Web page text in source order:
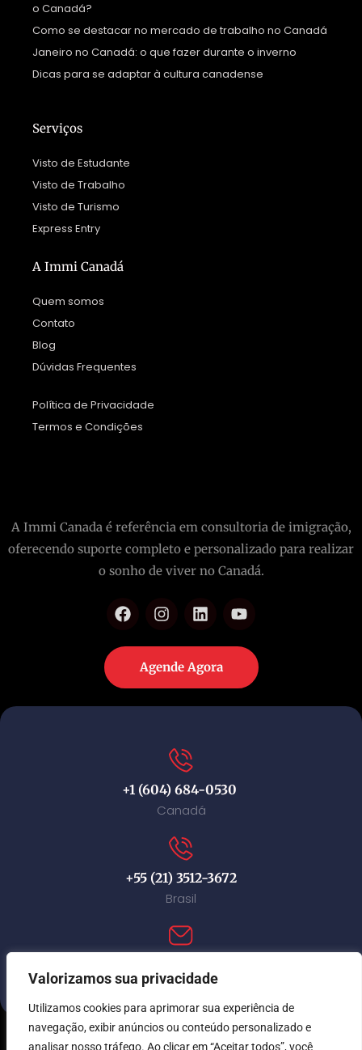
Valorizamos sua privacidade
Utilizamos cookies para aprimorar sua experiência de
navegação, exibir anúncios ou conteúdo personalizado e
analisar nosso tráfego. Ao clicar em “Aceitar todos”, você
o Canadá?
Como se destacar no mercado de trabalho no Canadá
Janeiro no Canadá: o que fazer durante o inverno
Dicas para se adaptar à cultura canadense
Serviços
Visto de Estudante
Visto de Trabalho
Visto de Turismo
Express Entry
A Immi Canadá
Quem somos
Contato
Blog
Dúvidas Frequentes
Política de Privacidade
Termos e Condições
A Immi Canada é referência em consultoria de imigração,
oferecendo suporte completo e personalizado para realizar
o sonho de viver no Canadá.
Agende Agora
+1 (604) 684-0530
Canadá
+55 (21) 3512-3672
Brasil